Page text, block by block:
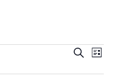
de
Liste